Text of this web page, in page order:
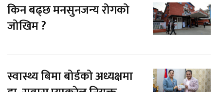
किन बढ्छ मनसुनजन्य रोगको
जोखिम ?
स्वास्थ्य बिमा बोर्डको अध्यक्षमा